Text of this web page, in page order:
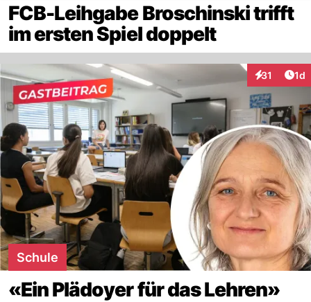
FCB-Leihgabe Broschinski trifft
im ersten Spiel doppelt
31 1d
Schule
«Ein Plädoyer für das Lehren»